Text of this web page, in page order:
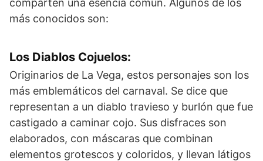
más conocidos son:
Los Diablos Cojuelos:
Originarios de La Vega, estos personajes son los
más emblemáticos del carnaval. Se dice que
representan a un diablo travieso y burlón que fue
castigado a caminar cojo. Sus disfraces son
elaborados, con máscaras que combinan
elementos grotescos y coloridos, y llevan látigos